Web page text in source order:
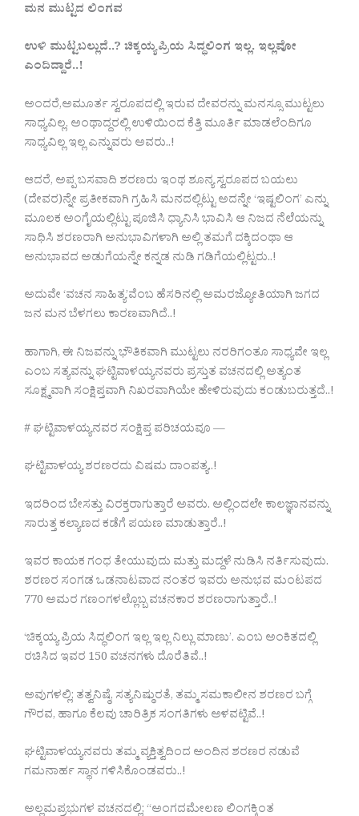
ಮನ ಮುಟ್ಟದ ಲಿಂಗವ
ಉಳಿ ಮುಟ್ಟಬಲ್ಲುದೆ..? ಚಿಕ್ಕಯ್ಯಪ್ರಿಯ ಸಿದ್ಧಲಿಂಗ ಇಲ್ಲ. ಇಲ್ಲವೋ
ಎಂದಿದ್ದಾರೆ..!
ಅಂದರೆ,ಅಮೂರ್ತ ಸ್ವರೂಪದಲ್ಲಿ ಇರುವ ದೇವರನ್ನು ಮನಸ್ಸೂ ಮುಟ್ಟಲು
ಸಾಧ್ಯವಿಲ್ಲ. ಅಂಥಾದ್ದರಲ್ಲಿ ಉಳಿಯಿಂದ ಕೆತ್ತಿ ಮೂರ್ತಿ ಮಾಡಲೆಂದಿಗೂ
ಸಾಧ್ಯವಿಲ್ಲ ಇಲ್ಲ ಎನ್ನುವರು ಅವರು..!
ಆದರೆ, ಅಪ್ಪ ಬಸವಾದಿ ಶರಣರು ಇಂಥ ಶೂನ್ಯ ಸ್ವರೂಪದ ಬಯಲು
(ದೇವರ)ನ್ನೇ ಪ್ರತೀಕವಾಗಿ ಗ್ರಹಿಸಿ ಮನದಲ್ಲಿಟ್ಟು ಅದನ್ನೇ ‘ಇಷ್ಟಲಿಂಗ’ ಎನ್ನು
ಮೂಲಕ ಅಂಗೈಯಲ್ಲಿಟ್ಟು ಪೂಜಿಸಿ ಧ್ಯಾನಿಸಿ ಭಾವಿಸಿ ಆ ನಿಜದ ನೆಲೆಯನ್ನು
ಸಾಧಿಸಿ ಶರಣರಾಗಿ ಅನುಭಾವಿಗಳಾಗಿ ಅಲ್ಲಿ ತಮಗೆ ದಕ್ಕಿದಂಥಾ ಆ
ಅನುಭಾವದ ಅಡುಗೆಯನ್ನೇ ಕನ್ನಡ ನುಡಿ ಗಡಿಗೆಯಲ್ಲಿಟ್ಟರು..!
ಅದುವೇ ‘ವಚನ ಸಾಹಿತ್ಯ’ವೆಂಬ ಹೆಸರಿನಲ್ಲಿ ಅಮರಜ್ಯೋತಿಯಾಗಿ ಜಗದ
ಜನ ಮನ ಬೆಳಗಲು ಕಾರಣವಾಗಿದೆ..!
ಹಾಗಾಗಿ, ಈ ನಿಜವನ್ನು ಭೌತಿಕವಾಗಿ ಮುಟ್ಟಲು ನರರಿಗಂತೂ ಸಾಧ್ಯವೇ ಇಲ್ಲ
ಎಂಬ ಸತ್ಯವನ್ನು ಘಟ್ಟಿವಾಳಯ್ಯನವರು ಪ್ರಸ್ತುತ ವಚನದಲ್ಲಿ ಅತ್ಯಂತ
ಸೂಕ್ಷ್ಮವಾಗಿ ಸಂಕ್ಷಿಪ್ತವಾಗಿ ನಿಖರವಾಗಿಯೇ ಹೇಳಿರುವುದು ಕಂಡುಬರುತ್ತದೆ..!
# ಘಟ್ಟಿವಾಳಯ್ಯನವರ ಸಂಕ್ಷಿಪ್ತ ಪರಿಚಯವೂ —
ಘಟ್ಟಿವಾಳಯ್ಯ ಶರಣರದು ವಿಷಮ ದಾಂಪತ್ಯ..!
ಇದರಿಂದ ಬೇಸತ್ತು ವಿರಕ್ತರಾಗುತ್ತಾರೆ ಅವರು. ಅಲ್ಲಿಂದಲೇ ಕಾಲಜ್ಞಾನವನ್ನು
ಸಾರುತ್ತ ಕಲ್ಯಾಣದ ಕಡೆಗೆ ಪಯಣ ಮಾಡುತ್ತಾರೆ..!
ಇವರ ಕಾಯಕ ಗಂಧ ತೇಯುವುದು ಮತ್ತು ಮದ್ದಳೆ ನುಡಿಸಿ ನರ್ತಿಸುವುದು.
ಶರಣರ ಸಂಗಡ ಒಡನಾಟವಾದ ನಂತರ ಇವರು ಅನುಭವ ಮಂಟಪದ
770 ಅಮರ ಗಣಂಗಳಲ್ಲೊಬ್ಬ ವಚನಕಾರ ಶರಣರಾಗುತ್ತಾರೆ..!
‘ಚಿಕ್ಕಯ್ಯ ಪ್ರಿಯ ಸಿದ್ಧಲಿಂಗ ಇಲ್ಲ ಇಲ್ಲ ನಿಲ್ಲು ಮಾಣು’. ಎಂಬ ಅಂಕಿತದಲ್ಲಿ
ರಚಿಸಿದ ಇವರ 150 ವಚನಗಳು ದೊರೆತಿವೆ..!
ಅವುಗಳಲ್ಲಿ; ತತ್ವನಿಷ್ಠೆ, ಸತ್ಯನಿಷ್ಠುರತೆ, ತಮ್ಮ ಸಮಕಾಲೀನ ಶರಣರ ಬಗ್ಗೆ
ಗೌರವ, ಹಾಗೂ ಕೆಲವು ಚಾರಿತ್ರಿಕ ಸಂಗತಿಗಳು ಅಳವಟ್ಟಿವೆ..!
ಘಟ್ಟಿವಾಳಯ್ಯನವರು ತಮ್ಮ ವ್ಯಕ್ತಿತ್ವದಿಂದ ಅಂದಿನ ಶರಣರ ನಡುವೆ
ಗಮನಾರ್ಹ ಸ್ಥಾನ ಗಳಿಸಿಕೊಂಡವರು..!
ಅಲ್ಲಮಪ್ರಭುಗಳ ವಚನದಲ್ಲಿ; “ಅಂಗದಮೇಲಣ ಲಿಂಗಕ್ಕಿಂತ